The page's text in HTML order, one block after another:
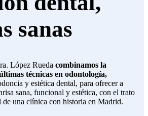
sanas
López Rueda combinamos la
técnicas en odontología,
y estética dental, para ofrecer a
sana, funcional y estética, con el trato
de una clínica con historia en Madrid.